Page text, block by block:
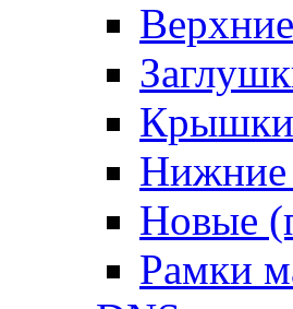
Нижние
Новые
Рамки